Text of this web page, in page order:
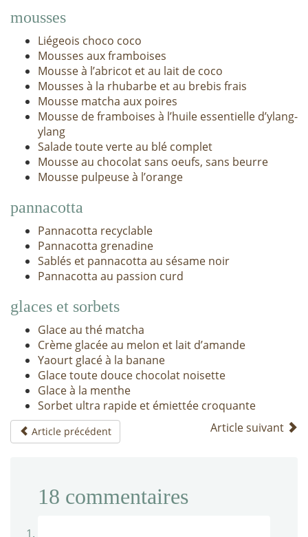
mousses
Liégeois choco coco
Mousses aux framboises
Mousse à l’abricot et au lait de coco
Mousses à la rhubarbe et au brebis frais
Mousse matcha aux poires
Mousse de framboises à l’huile essentielle d’ylang-
ylang
Salade toute verte au blé complet
Mousse au chocolat sans oeufs, sans beurre
Mousse pulpeuse à l’orange
pannacotta
Pannacotta recyclable
Pannacotta grenadine
Sablés et pannacotta au sésame noir
Pannacotta au passion curd
glaces et sorbets
Glace au thé matcha
Crème glacée au melon et lait d’amande
Yaourt glacé à la banane
Glace toute douce chocolat noisette
Glace à la menthe
Sorbet ultra rapide et émiettée croquante
Article précédent Article suivant
18 commentaires